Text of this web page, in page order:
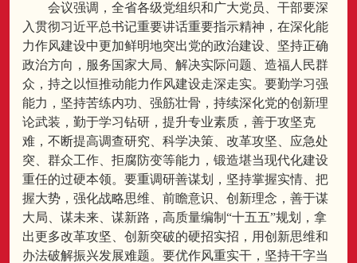
会议强调，全省各级党组织和广大党员、干部要深
入贯彻习近平总书记重要讲话重要指示精神，在深化能
力作风建设中更加鲜明地突出党的政治建设、坚持正确
政治方向，服务国家大局、解决实际问题、造福人民群
众，持之以恒推动能力作风建设走深走实。要勤学习强
能力，坚持苦练内功、强筋壮骨，持续深化党的创新理
论武装，勤于学习钻研，提升专业素质，善于攻坚克
难，不断提高调查研究、科学决策、改革攻坚、应急处
突、群众工作、拒腐防变等能力，锻造堪当现代化建设
重任的过硬本领。要重调研善谋划，坚持掌握实情、把
握大势，强化战略思维、前瞻意识、创新理念，善于谋
大局、谋未来、谋新路，高质量编制“十五五”规划，拿
出更多改革攻坚、创新突破的硬招实招，用创新思维和
办法破解振兴发展难题。要优作风重实干，坚持干字当